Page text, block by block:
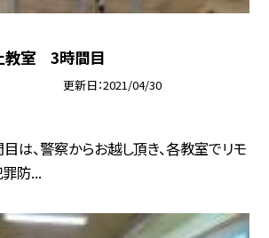
教室 3時間目
更新日 2021/04/30
目は、警察からお越し頂き、各教室でリモ
罪防...